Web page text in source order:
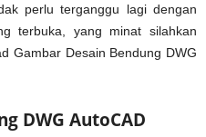
perlu terganggu lagi dengan
terbuka, yang minat silahkan
Gambar Desain Bendung DWG
DWG AutoCAD